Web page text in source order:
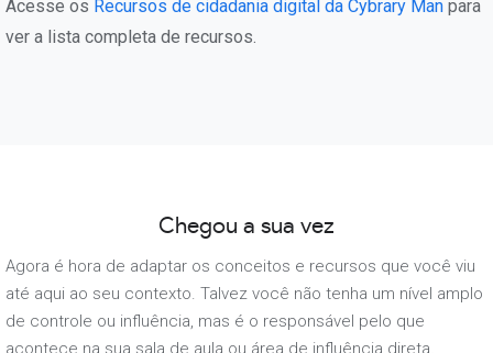
Acesse os Recursos de cidadania digital da Cybrary Man para
ver a lista completa de recursos.
Chegou a sua vez
Agora é hora de adaptar os conceitos e recursos que você viu
até aqui ao seu contexto. Talvez você não tenha um nível amplo
de controle ou influência, mas é o responsável pelo que
acontece na sua sala de aula ou área de influência direta.